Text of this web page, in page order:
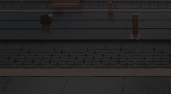
Services
Über uns